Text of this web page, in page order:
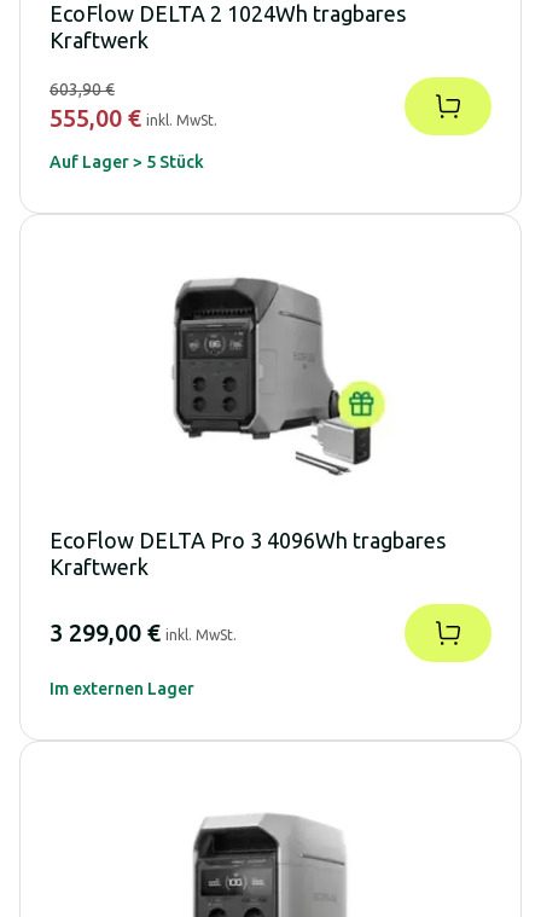
EcoFlow DELTA 2 1024Wh tragbares
Kraftwerk
603,90 €
555,00 € inkl. MwSt.
Auf Lager > 5 Stück
EcoFlow DELTA Pro 3 4096Wh tragbares
Kraftwerk
3 299,00 € inkl. MwSt.
Im externen Lager